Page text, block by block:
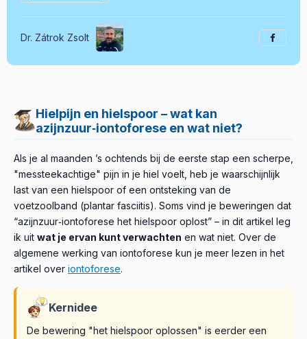
Dr. Zátrok Zsolt
Hielpijn en hielspoor – wat kan
azijnzuur‑iontoforese en wat niet?
Als je al maanden ’s ochtends bij de eerste stap een scherpe,
"messteekachtige" pijn in je hiel voelt, heb je waarschijnlijk
last van een hielspoor of een ontsteking van de
voetzoolband (plantar fasciitis). Soms vind je beweringen dat
“azijnzuur‑iontoforese het hielspoor oplost” – in dit artikel leg
ik uit wat je ervan kunt verwachten en wat niet. Over de
algemene werking van iontoforese kun je meer lezen in het
artikel over iontoforese.
Kernidee
De bewering "het hielspoor oplossen" is eerder een